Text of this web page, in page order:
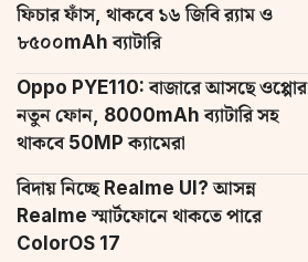
ফিচার ফাঁস, থাকবে ১৬ জিবি র‌্যাম ও
৮৫০০mAh ব্যাটারি
Oppo PYE110: বাজারে আসছে ওপ্পোর
নতুন ফোন, 8000mAh ব্যাটারি সহ
থাকবে 50MP ক্যামেরা
বিদায় নিচ্ছে Realme UI? আসন্ন
Realme স্মার্টফোনে থাকতে পারে
ColorOS 17